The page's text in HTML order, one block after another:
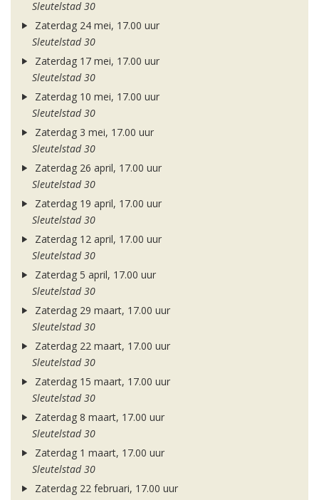
Sleutelstad 30
Zaterdag 24 mei, 17.00 uur
Sleutelstad 30
Zaterdag 17 mei, 17.00 uur
Sleutelstad 30
Zaterdag 10 mei, 17.00 uur
Sleutelstad 30
Zaterdag 3 mei, 17.00 uur
Sleutelstad 30
Zaterdag 26 april, 17.00 uur
Sleutelstad 30
Zaterdag 19 april, 17.00 uur
Sleutelstad 30
Zaterdag 12 april, 17.00 uur
Sleutelstad 30
Zaterdag 5 april, 17.00 uur
Sleutelstad 30
Zaterdag 29 maart, 17.00 uur
Sleutelstad 30
Zaterdag 22 maart, 17.00 uur
Sleutelstad 30
Zaterdag 15 maart, 17.00 uur
Sleutelstad 30
Zaterdag 8 maart, 17.00 uur
Sleutelstad 30
Zaterdag 1 maart, 17.00 uur
Sleutelstad 30
Zaterdag 22 februari, 17.00 uur